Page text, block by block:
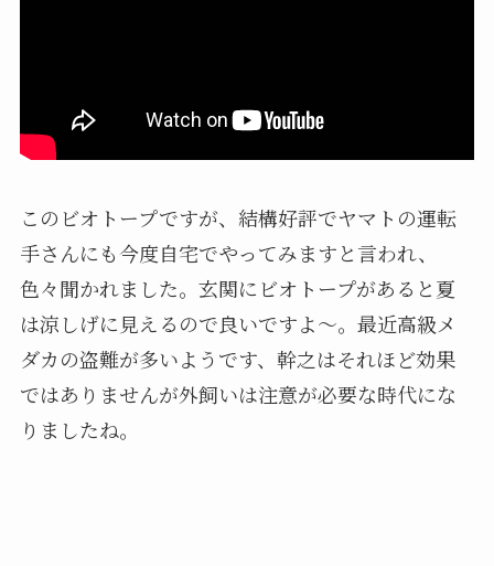
このビオトープですが、結構好評でヤマトの運転
手さんにも今度自宅でやってみますと言われ、
色々聞かれました。玄関にビオトープがあると夏
は涼しげに見えるので良いですよ〜。最近高級メ
ダカの盗難が多いようです、幹之はそれほど効果
ではありませんが外飼いは注意が必要な時代にな
りましたね。